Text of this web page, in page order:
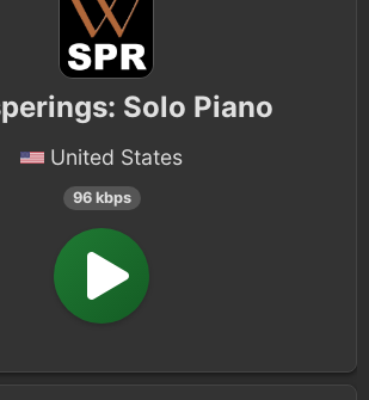
Solo Piano
United States
96 kbps